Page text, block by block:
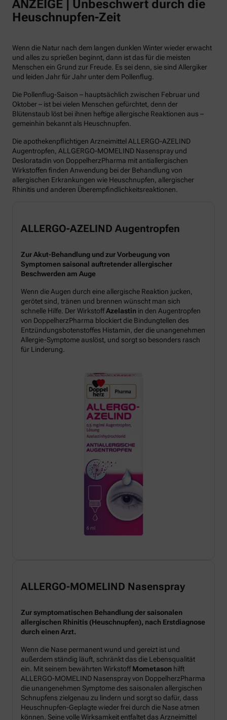
ANZEIGE | Unbeschwert durch die
Heuschnupfen-Zeit
Wenn die Natur nach dem langen dunklen Winter wieder erwacht
und alles zu sprießen beginnt, dann ist das für die meisten
Menschen ein Grund zur Freude. Es sei denn, sie sind Allergiker
und leiden Jahr für Jahr unter dem Pollenflug.
Die Pollenflug-Saison – hauptsächlich zwischen Februar und
Oktober – ist bei vielen Menschen gefürchtet, denn der
Blütenstaub löst bei ihnen heftige allergische Reaktionen aus –
gemeinhin bekannt als Heuschnupfen.
Die apothekenpflichtigen Arzneimittel ALLERGO-AZELIND
Augentropfen, ALLGERGO-MOMELIND Nasenspray und
Desloratadin von DoppelherzPharma mit antiallergischen
Wirkstoffen finden Anwendung bei der Behandlung von
allergischen Erkrankungen wie Heuschnupfen, allergischer
Rhinitis und anderen Überempfindlichkeitsreaktionen.
ALLERGO-AZELIND Augentropfen
Zur Akut-Behandlung und zur Vorbeugung von
Symptomen saisonal auftretender allergischer
Beschwerden am Auge
Wenn die Augen durch eine allergische Reaktion jucken,
gerötet sind, tränen und brennen wünscht man sich
schnelle Hilfe. Der WirkstoffAzelastin in den Augentropfen
von DoppelherzPharma blockiert die Bindungtellen des
Entzündungsbotenstoffes Histamin, der die unangenehmen
Allergie-Symptome auslöst, und sorgt so besonders rasch
für Linderung.
ALLERGO-MOMELIND Nasenspray
Zur symptomatischen Behandlung der saisonalen
allergischen Rhinitis (Heuschnupfen), nach Erstdiagnose
durch einen Arzt.
Wenn die Nase permanent wund und gereizt ist und
außerdem ständig läuft, schränkt das die Lebensqualität
ein. Mit seinem bewährten WirkstoffMometason hilft
ALLERGO-MOMELIND Nasenspray von DoppelherzPharma
die unangenehmen Symptome des saisonalen allergischen
Schnupfens zielgenau zu lindern und sorgt so dafür, dass
Heuschnupfen-Geplagte wieder frei durch die Nase atmen
können. Seine volle Wirksamkeit entfaltet das Arzneimittel